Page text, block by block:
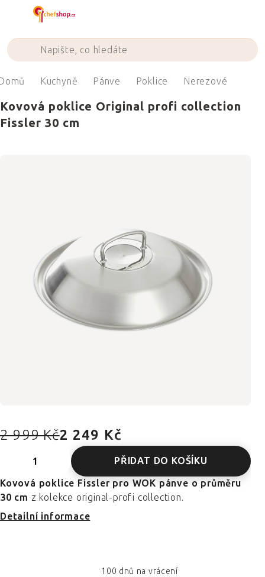
Kuchyně Pánve Poklice Nerezové
Kovová poklice Original profi collection
Fissler 30 cm
2 999 Kč2 249 Kč
PŘIDAT DO KOŠÍKU
Kovová poklice Fissler pro WOK pánve o průměru
30 cm z kolekce original-profi collection.
Detailní informace
100 dnů na vrácení